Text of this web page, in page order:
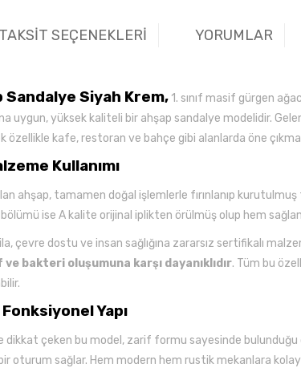
TAKSİT SEÇENEKLERİ YORUMLAR
Sandalye Siyah Krem, 1. sınıf masif gürgen
uygun, yüksek kaliteli bir ahşap sandalye modelidir.
özellikle kafe, restoran ve bahçe gibi alanlarda öne
Kullanımı
ahşap, tamamen doğal işlemlerle fırınlanıp
ise A kalite orijinal iplikten örülmüş olup hem
çevre dostu ve insan sağlığına zararsız sertifikalı
bakteri oluşumuna karşı dayanıklıdır. Tüm bu
Yapı
dikkat çeken bu model, zarif formu sayesinde bulunduğu
oturum sağlar. Hem modern hem rustik mekanlara